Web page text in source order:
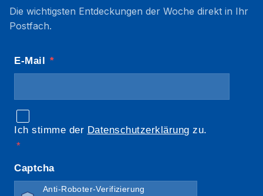
Die wichtigsten Entdeckungen der Woche direkt in Ihr
Postfach.